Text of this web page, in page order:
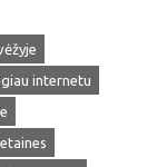
internetu